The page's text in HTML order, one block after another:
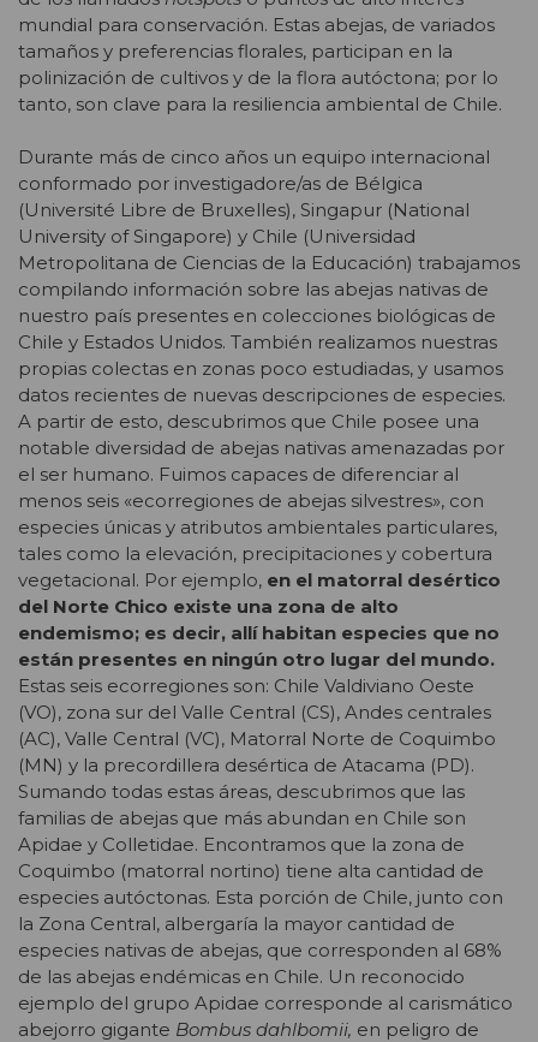
mundial para conservación. Estas abejas, de variados
tamaños y preferencias florales, participan en la
polinización de cultivos y de la flora autóctona; por lo
tanto, son clave para la resiliencia ambiental de Chile.
Durante más de cinco años un equipo internacional
conformado por investigadore/as de Bélgica
(Université Libre de Bruxelles), Singapur (National
University of Singapore) y Chile (Universidad
Metropolitana de Ciencias de la Educación) trabajamos
compilando información sobre las abejas nativas de
nuestro país presentes en colecciones biológicas de
Chile y Estados Unidos. También realizamos nuestras
propias colectas en zonas poco estudiadas, y usamos
datos recientes de nuevas descripciones de especies.
A partir de esto, descubrimos que Chile posee una
notable diversidad de abejas nativas amenazadas por
el ser humano. Fuimos capaces de diferenciar al
menos seis «ecorregiones de abejas silvestres», con
especies únicas y atributos ambientales particulares,
tales como la elevación, precipitaciones y cobertura
vegetacional. Por ejemplo, en el matorral desértico
del Norte Chico existe una zona de alto
endemismo; es decir, allí habitan especies que no
están presentes en ningún otro lugar del mundo.
Estas seis ecorregiones son: Chile Valdiviano Oeste
(VO), zona sur del Valle Central (CS), Andes centrales
(AC), Valle Central (VC), Matorral Norte de Coquimbo
(MN) y la precordillera desértica de Atacama (PD).
Sumando todas estas áreas, descubrimos que las
familias de abejas que más abundan en Chile son
Apidae y Colletidae. Encontramos que la zona de
Coquimbo (matorral nortino) tiene alta cantidad de
especies autóctonas. Esta porción de Chile, junto con
la Zona Central, albergaría la mayor cantidad de
especies nativas de abejas, que corresponden al 68%
de las abejas endémicas en Chile. Un reconocido
ejemplo del grupo Apidae corresponde al carismático
abejorro gigante Bombus dahlbomii, en peligro de